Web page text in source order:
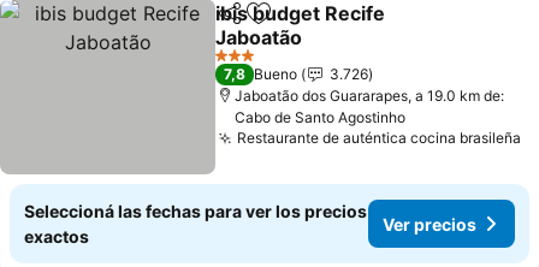
CompartirAñadir a favoritos
ibis budget Recife
Jaboatão
Ver precios
3 Estrellas
7,8 Bueno
3.726
Jaboatão dos Guararapes, a 19.0 km de:
Cabo de Santo Agostinho
Restaurante de auténtica cocina brasileña
Seleccioná las fechas para ver los precios
exactos
Ver precios